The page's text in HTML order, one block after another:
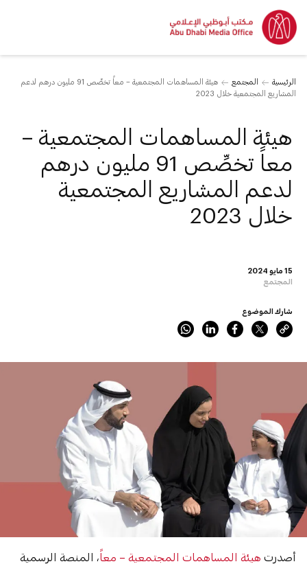
الرئيسية المجتمع
هيئة المساهمات المجتمعية – معاً تخصِّص 91 مليون درهم لدعم
المشاريع المجتمعية خلال 2023
15 مايو 2024
المجتمع
هيئة المساهمات المجتمعية –
معاً تخصِّص 91 مليون درهم
لدعم المشاريع المجتمعية
خلال 2023
شارك الموضوع
أصدرتهيئة المساهمات المجتمعية – معاً، المنصة الرسمية